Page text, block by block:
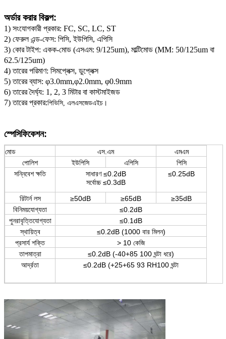
অর্ডার করার বিকল্প:
1) সংযোগকারী প্রকার: FC, SC, LC, ST
2) ফেরুল এন্ড-ফেস: পিসি, ইউপিসি, এপিসি
3) কোর টাইপ: একক-মোড (এসএম: 9/125um), মাল্টিমোড (MM: 50/125um বা
62.5/125um)
4) তারের পরিমাণ: সিমপ্লেক্স, ডুপ্লেক্স
5) তারের ব্যাস: φ3.0mm,φ2.0mm, φ0.9mm
6) তারের দৈর্ঘ্য: 1, 2, 3 মিটার বা কাস্টমাইজড
7) তারের প্রকার:পিভিসি, এলএসজেডএইচ।
স্পেসিফিকেশন:
মোড এস.এম
এমএম
পোলিশ
ইউপিসি এপিসি
পিসি
সন্নিবেশ ক্ষতি
সাধারণ ≤0.2dB
সর্বোচ্চ ≤0.3dB
≤0.25dB
রিটার্ন লস ≥50dB ≥65dB
≥35dB
বিনিময়যোগ্যতা
≤0.2dB
পুনরাবৃত্তিযোগ্যতা
≤0.1dB
স্থায়িত্ব
≤0.2dB (1000 বার মিলন)
প্রসার্য শক্তি
> 10 কেজি
তাপমাত্রা
≤0.2dB (-40+85 100 ঘন্টা ধরে)
আর্দ্রতা
≤0.2dB (+25+65 93 RH100 ঘন্টা